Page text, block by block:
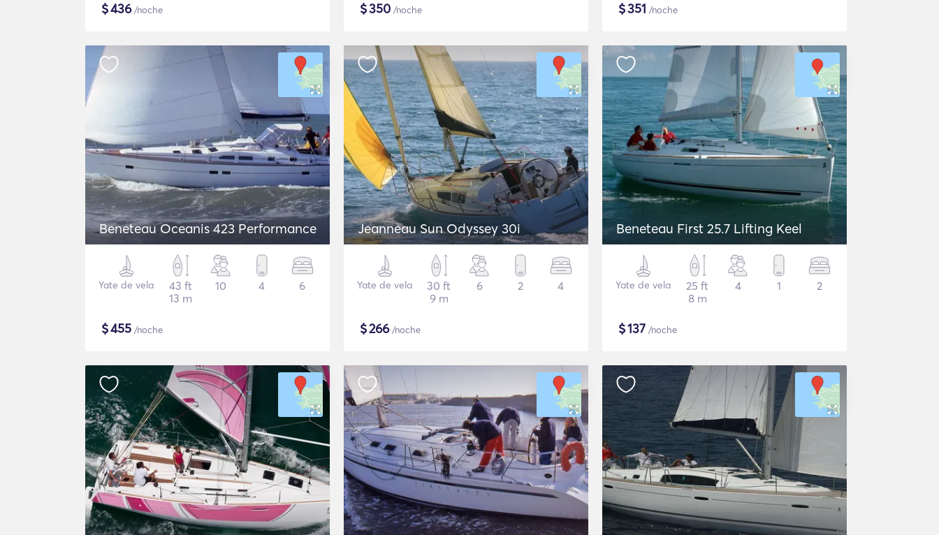
$436/noche $350 /noche $351 /noche
Beneteau Oceanis 423 Performance
Yate de vela
43 ft
13 m
10 4 6
$455 /noche
Jeanneau Sun Odyssey 30i
Yate de vela
30 ft
9 m
6 2 4
$266/noche
Beneteau First 25.7 Lifting Keel
Yate de vela
25 ft
8 m
4 1 2
$137 /noche